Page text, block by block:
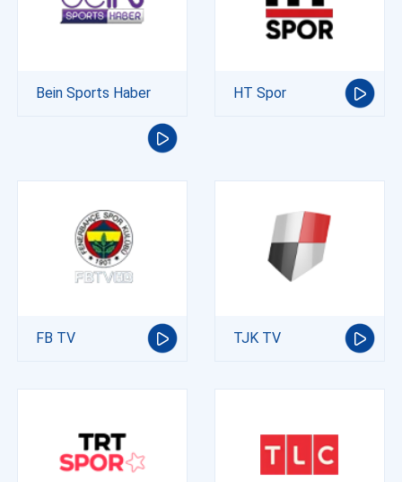
Bein Sports Haber HT Spor
FB TV TJK TV